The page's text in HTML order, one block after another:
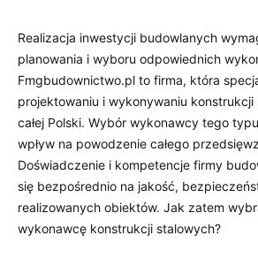
Realizacja inwestycji budowlanych
planowania i wyboru odpowiednich
Fmgbudownictwo.pl to firma, która
projektowaniu i wykonywaniu
całej Polski. Wybór wykonawcy tego
wpływ na powodzenie całego
Doświadczenie i kompetencje firmy
się bezpośrednio na jakość,
realizowanych obiektów. Jak zatem
wykonawcę konstrukcji stalowych?